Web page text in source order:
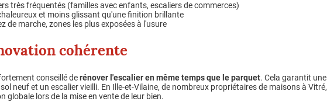
très fréquentés (familles avec enfants, escaliers de commerces)
et moins glissant qu'une finition brillante
de marche, zones les plus exposées à l'usure
cohérente
conseillé derénover l'escalier en même temps que le parquet. Cela garantit une
neuf et un escalier vieilli. En Ille-et-Vilaine, de nombreux propriétaires de maisons à Vitré,
lors de la mise en vente de leur bien.